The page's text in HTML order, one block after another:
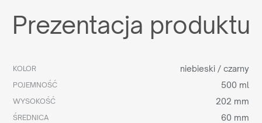
Prezentacja produktu
KOLOR niebieski / czarny
POJEMNOŚĆ 500 ml
WYSOKOŚĆ 202 mm
ŚREDNICA 60 mm